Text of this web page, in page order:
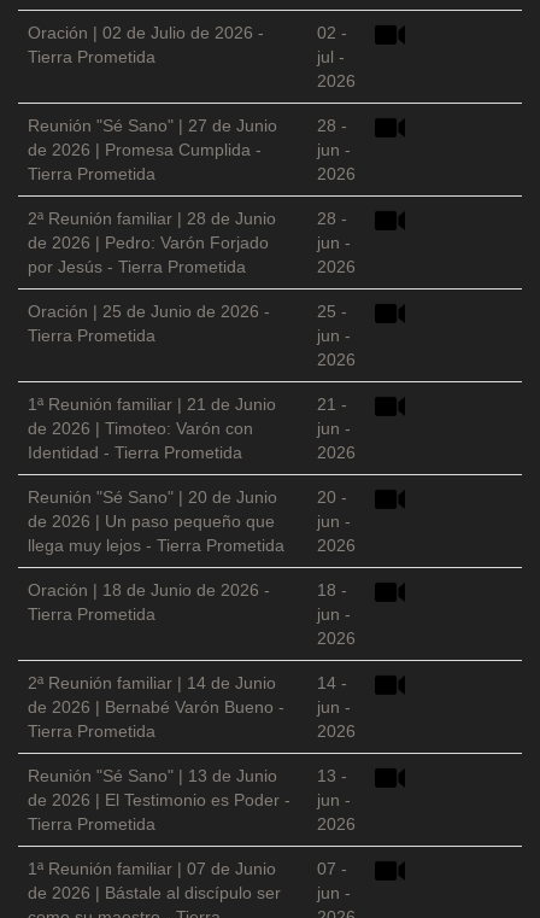
Oración | 02 de Julio de 2026 -
Tierra Prometida
02 -
jul -
2026
Reunión "Sé Sano" | 27 de Junio
de 2026 | Promesa Cumplida -
Tierra Prometida
28 -
jun -
2026
2ª Reunión familiar | 28 de Junio
de 2026 | Pedro: Varón Forjado
por Jesús - Tierra Prometida
28 -
jun -
2026
Oración | 25 de Junio de 2026 -
Tierra Prometida
25 -
jun -
2026
1ª Reunión familiar | 21 de Junio
de 2026 | Timoteo: Varón con
Identidad - Tierra Prometida
21 -
jun -
2026
Reunión "Sé Sano" | 20 de Junio
de 2026 | Un paso pequeño que
llega muy lejos - Tierra Prometida
20 -
jun -
2026
Oración | 18 de Junio de 2026 -
Tierra Prometida
18 -
jun -
2026
2ª Reunión familiar | 14 de Junio
de 2026 | Bernabé Varón Bueno -
Tierra Prometida
14 -
jun -
2026
Reunión "Sé Sano" | 13 de Junio
de 2026 | El Testimonio es Poder -
Tierra Prometida
13 -
jun -
2026
1ª Reunión familiar | 07 de Junio
de 2026 | Bástale al discípulo ser
07 -
jun -